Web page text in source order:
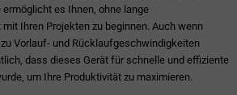
es Ihnen, ohne lange
Ihren Projekten zu beginnen. Auch wenn
Vorlauf- und Rücklaufgeschwindigkeiten
dass dieses Gerät für schnelle und effiziente
um Ihre Produktivität zu maximieren.